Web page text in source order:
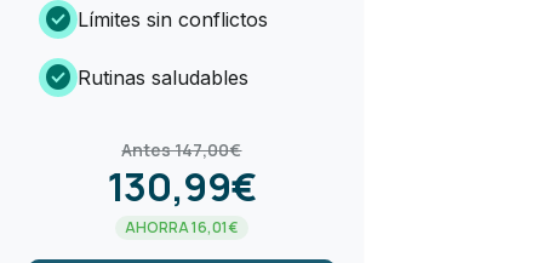
check_circle Límites sin conflictos
check_circle Rutinas saludables
Antes 147,00€
130,99€
AHORRA 16,01€